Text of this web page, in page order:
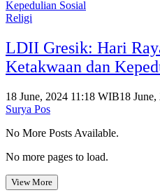
Religi
LDII Gresik: Hari
Ketakwaan dan
18 June, 2024 11:18 WIB18
Surya Pos
No More Posts Available.
No more pages to load.
View More